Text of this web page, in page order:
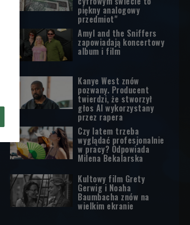
piękny analogowy
przedmiot"
Amyl and the Sniffers
zapowiadają koncertowy
album i film
Kanye West znów
pozwany. Producent
twierdzi, że stworzył
głos AI wykorzystany
przez rapera
Czy latem trzeba
wyglądać profesjonalnie
w pracy? Odpowiada
Milena Bekalarska
Kultowy film Grety
Gerwig i Noaha
Baumbacha znów na
wielkim ekranie